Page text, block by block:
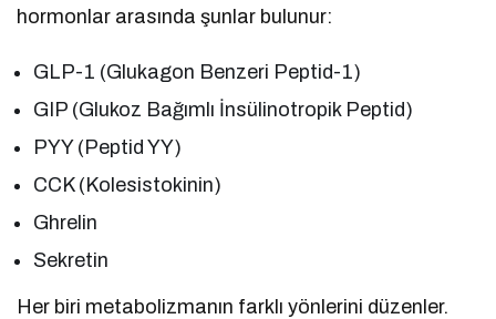
hormonlar arasında şunlar bulunur:
GLP-1 (Glukagon Benzeri Peptid-1)
GIP (Glukoz Bağımlı İnsülinotropik Peptid)
PYY (Peptid YY)
CCK (Kolesistokinin)
Ghrelin
Sekretin
Her biri metabolizmanın farklı yönlerini düzenler.